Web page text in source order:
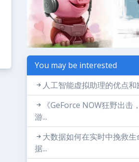
You may be interested
人工智能虚拟助理的优点和
《GeForce NOW狂野出击
游...
大数据如何在实时中挽救
据...